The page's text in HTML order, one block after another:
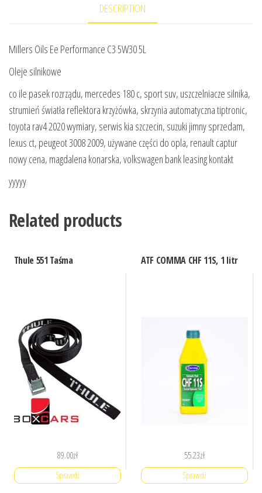
DESCRIPTION
Millers Oils Ee Performance C3 5W30 5L
Oleje silnikowe
co ile pasek rozrządu, mercedes 180 c, sport suv, uszczelniacze silnika,
strumień światła reflektora krzyżówka, skrzynia automatyczna tiptronic,
toyota rav4 2020 wymiary, serwis kia szczecin, suzuki jimny sprzedam,
lexus ct, peugeot 3008 2009, używane części do opla, renault captur
nowy cena, magdalena konarska, volkswagen bank leasing kontakt
yyyyy
Related products
Thule 551 Taśma
89.00zł
Sprawdź
ATF COMMA CHF 11S, 1 litr
55.23zł
Sprawdź